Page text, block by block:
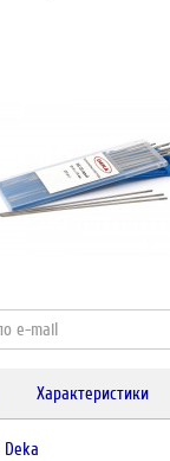
Характеристики
Deka